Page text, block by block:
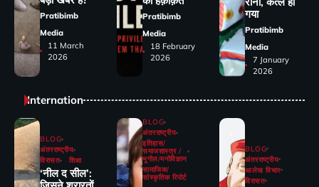
Pratibimb
Media
11 March
2026
Pratibimb
Media
18 February
2026
गया
Pratibimb
Media
7 January
2026
Internation
BLOG
अंतरराष्ट्रीय
विरासत
शिक्षा
‘नील द सील’:
BLOG
अंतरराष्ट्रीय
इतिहास/
समाजशास्त्र /
भूगोल/मनोविज्ञान
सामाजिक/
सांस्कृतिक रिपोर्ट
BLOG
अंतरराष्ट्रीय
आलेख विचार
विरासत